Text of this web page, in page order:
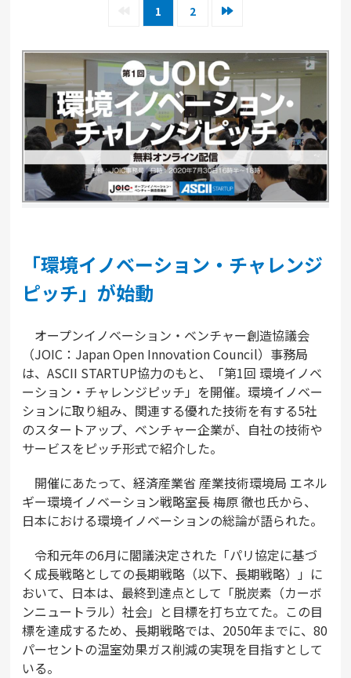
1 2
「環境イノベーション・チャレンジ
ピッチ」が始動
オープンイノベーション・ベンチャー創造協議会
（JOIC：Japan Open Innovation Council）事務局
は、ASCII STARTUP協力のもと、「第1回 環境イノベ
ーション・チャレンジピッチ」を開催。環境イノベー
ションに取り組み、関連する優れた技術を有する5社
のスタートアップ、ベンチャー企業が、自社の技術や
サービスをピッチ形式で紹介した。
開催にあたって、経済産業省 産業技術環境局 エネル
ギー環境イノベーション戦略室長 梅原 徹也氏から、
日本における環境イノベーションの総論が語られた。
令和元年の6月に閣議決定された「パリ協定に基づ
く成長戦略としての長期戦略（以下、長期戦略）」に
おいて、日本は、最終到達点として「脱炭素（カーボ
ンニュートラル）社会」と目標を打ち立てた。この目
標を達成するため、長期戦略では、2050年までに、80
パーセントの温室効果ガス削減の実現を目指すとして
いる。